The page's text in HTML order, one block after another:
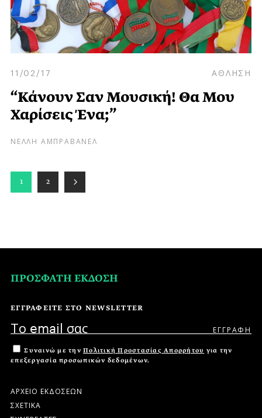
11/02/17 ΑΘΛΗΣΗ
“Κάνουν Σαν Μουσική! Θα Μου
Χαρίσεις Ένα;”
ΝΕΛΛΗ ΑΜΠΡΑΒΑΝΕΛ
1 2
ΠΡΟΣΦΑΤΗ ΕΚΔΟΣΗ
ΕΓΓΡΑΦΕΙΤΕ ΣΤΟ NEWSLETTER
Συναινώ με την Πολιτική Προστασίας Απορρήτου για την
επεξεργασία προσωπικών δεδομένων.
ΑΡΧΕΙΟ ΕΚΔΟΣΕΩΝ
ΣΧΕΤΙΚΑ